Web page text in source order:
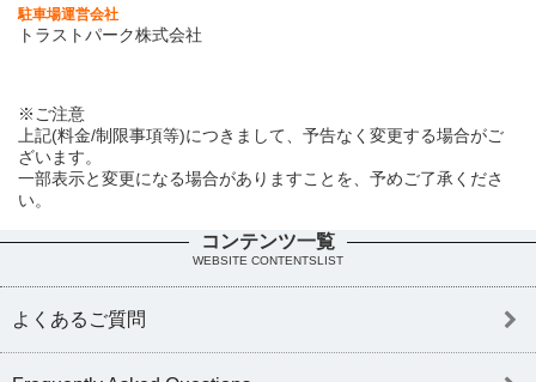
駐車場運営会社
トラストパーク株式会社
※ご注意
上記(料金/制限事項等)につきまして、予告なく変更する場合がご
ざいます。
一部表示と変更になる場合がありますことを、予めご了承くださ
い。
コンテンツ一覧
WEBSITE CONTENTSLIST
よくあるご質問